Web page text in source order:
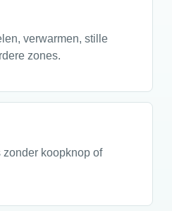
verwarmen, stille
zones.
koopknop of